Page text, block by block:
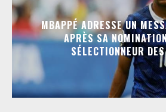
MBAPPÉ ADRESSE UN
APRÈS SA
SÉLECTIONNEUR